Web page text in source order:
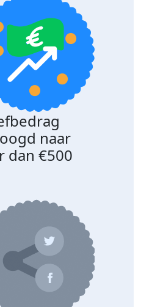
naar
dan €500